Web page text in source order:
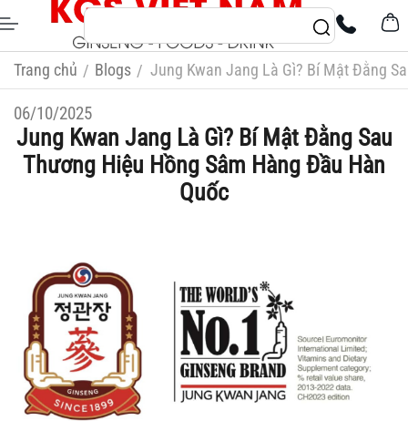
Trang chủ / Blogs / Jung Kwan Jang Là Gì? Bí Mật Đằng
06/10/2025
Jung Kwan Jang Là Gì? Bí Mật Đằng Sau
Thương Hiệu Hồng Sâm Hàng Đầu Hàn
Quốc